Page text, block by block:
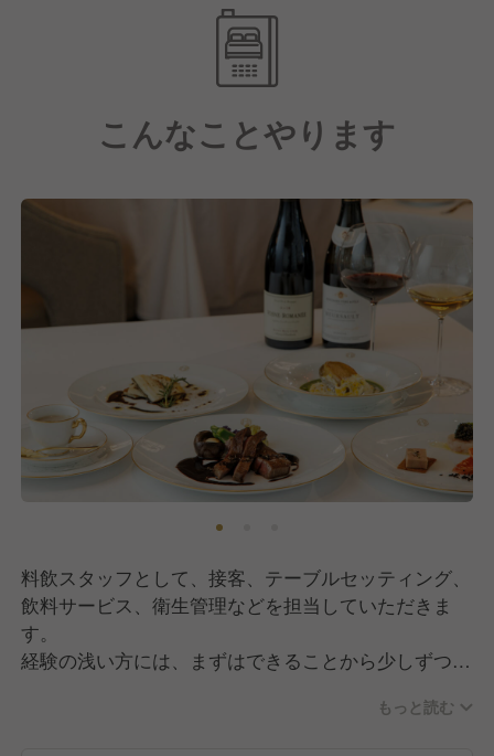
料理を丁寧に手作りで提供します。
細部まで行き届いたおもてなしと卓越した体験をお届
けすることで、お客様に最高級の滞在をお楽しみいた
そのため、上質なサービススキルや高度な調理技術を
習得でき、自己成長できる職場。
キルも習得できます。
【ワークライフバランスを重視】
年間休日108日、月9日休みに加え、夏季休暇や年末
年始休暇など充実した休暇制度を実現。
また、車通勤可能で転勤もないため、安心して長く働
ける環境を整えています。
こんなことやります
料飲スタッフとして、接客、テーブルセッティング、
飲料サービス、衛生管理などを担当していただきま
す。
経験の浅い方には、まずはできることから少しずつ業
もっと読む